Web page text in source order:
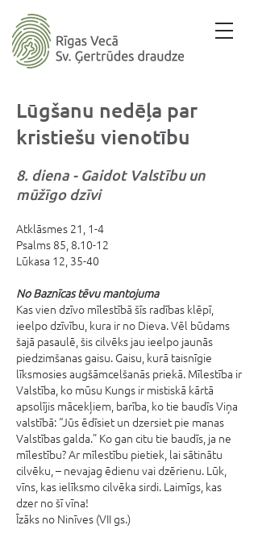
Lūgšanu nedēļa par
kristiešu vienotību
8. diena - Gaidot Valstību un
mūžīgo dzīvi
Atklāsmes 21, 1-4
Psalms 85, 8.10-12
Lūkasa 12, 35-40
No Baznīcas tēvu mantojuma
Kas vien dzīvo mīlestībā šīs radības klēpī,
ieelpo dzīvību, kura ir no Dieva. Vēl būdams
šajā pasaulē, šis cilvēks jau ieelpo jaunās
piedzimšanas gaisu. Gaisu, kurā taisnīgie
līksmosies augšāmcelšanās priekā. Mīlestība ir
Valstība, ko mūsu Kungs ir mistiskā kārtā
apsolījis mācekļiem, barība, ko tie baudīs Viņa
valstībā: “Jūs ēdīsiet un dzersiet pie manas
Valstības galda.” Ko gan citu tie baudīs, ja ne
mīlestību? Ar mīlestību pietiek, lai sātinātu
cilvēku, – nevajag ēdienu vai dzērienu. Lūk,
vīns, kas ielīksmo cilvēka sirdi. Laimīgs, kas
dzer no šī vīna!
Īzāks no Ninīves (VII gs.)